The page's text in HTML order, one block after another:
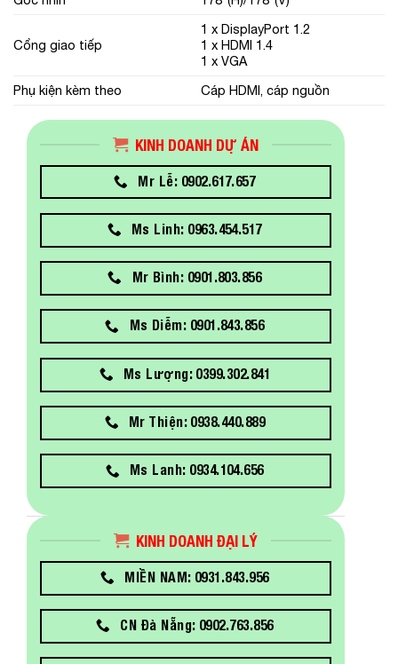
Cổng giao tiếp
1 x DisplayPort 1.2
1 x HDMI 1.4
1 x VGA
Phụ kiện kèm theo
Cáp HDMI, cáp nguồn
KINH DOANH DỰ ÁN
Mr Lễ: 0902.617.657
Ms Linh: 0963.454.517
Mr Bình: 0901.803.856
Ms Diễm: 0901.843.856
Ms Lượng: 0399.302.841
Mr Thiện: 0938.440.889
Ms Lanh: 0934.104.656
KINH DOANH ĐẠI LÝ
MIỀN NAM: 0931.843.956
CN Đà Nẵng: 0902.763.856